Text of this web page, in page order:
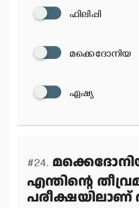
ഫിലിപ്പി
മക്കെദോനിയ
ഏഷ്യ
#24.
എന്തിന്റെ
പരീക്ഷയിലാണ്